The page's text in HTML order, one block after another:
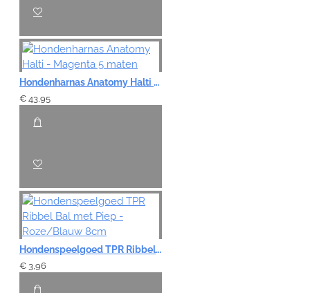
Hondenharnas Anatomy Halti - Magenta 5 maten
€ 43,95
Hondenspeelgoed TPR Ribbel Bal met Piep - Roze/Blauw 8cm
€ 3,96